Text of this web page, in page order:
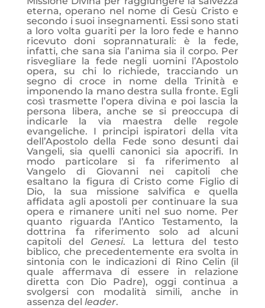
eterna, operano nel nome di Gesù Cristo e
secondo i suoi insegnamenti. Essi sono stati
a loro volta guariti per la loro fede e hanno
ricevuto doni soprannaturali: è la fede,
infatti, che sana sia l’anima sia il corpo. Per
risvegliare la fede negli uomini l’Apostolo
opera, su chi lo richiede, tracciando un
segno di croce in nome della Trinità e
imponendo la mano destra sulla fronte. Egli
così trasmette l’opera divina e poi lascia la
persona libera, anche se si preoccupa di
indicarle la via maestra delle regole
evangeliche. I principi ispiratori della vita
dell’Apostolo della Fede sono desunti dai
Vangeli, sia quelli canonici sia apocrifi. In
modo particolare si fa riferimento al
Vangelo di Giovanni nei capitoli che
esaltano la figura di Cristo come Figlio di
Dio, la sua missione salvifica e quella
affidata agli apostoli per continuare la sua
opera e rimanere uniti nel suo nome. Per
quanto riguarda l’Antico Testamento, la
dottrina fa riferimento solo ad alcuni
capitoli del Genesi. La lettura del testo
biblico, che precedentemente era svolta in
sintonia con le indicazioni di Rino Celin (il
quale affermava di essere in relazione
diretta con Dio Padre), oggi continua a
svolgersi con modalità simili, anche in
assenza del leader.